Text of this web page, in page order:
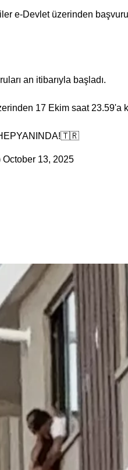
e-Devletüzerinden
an itibarıyla başladı.
17 Ekim saat
!🇹🇷
October 13, 2025